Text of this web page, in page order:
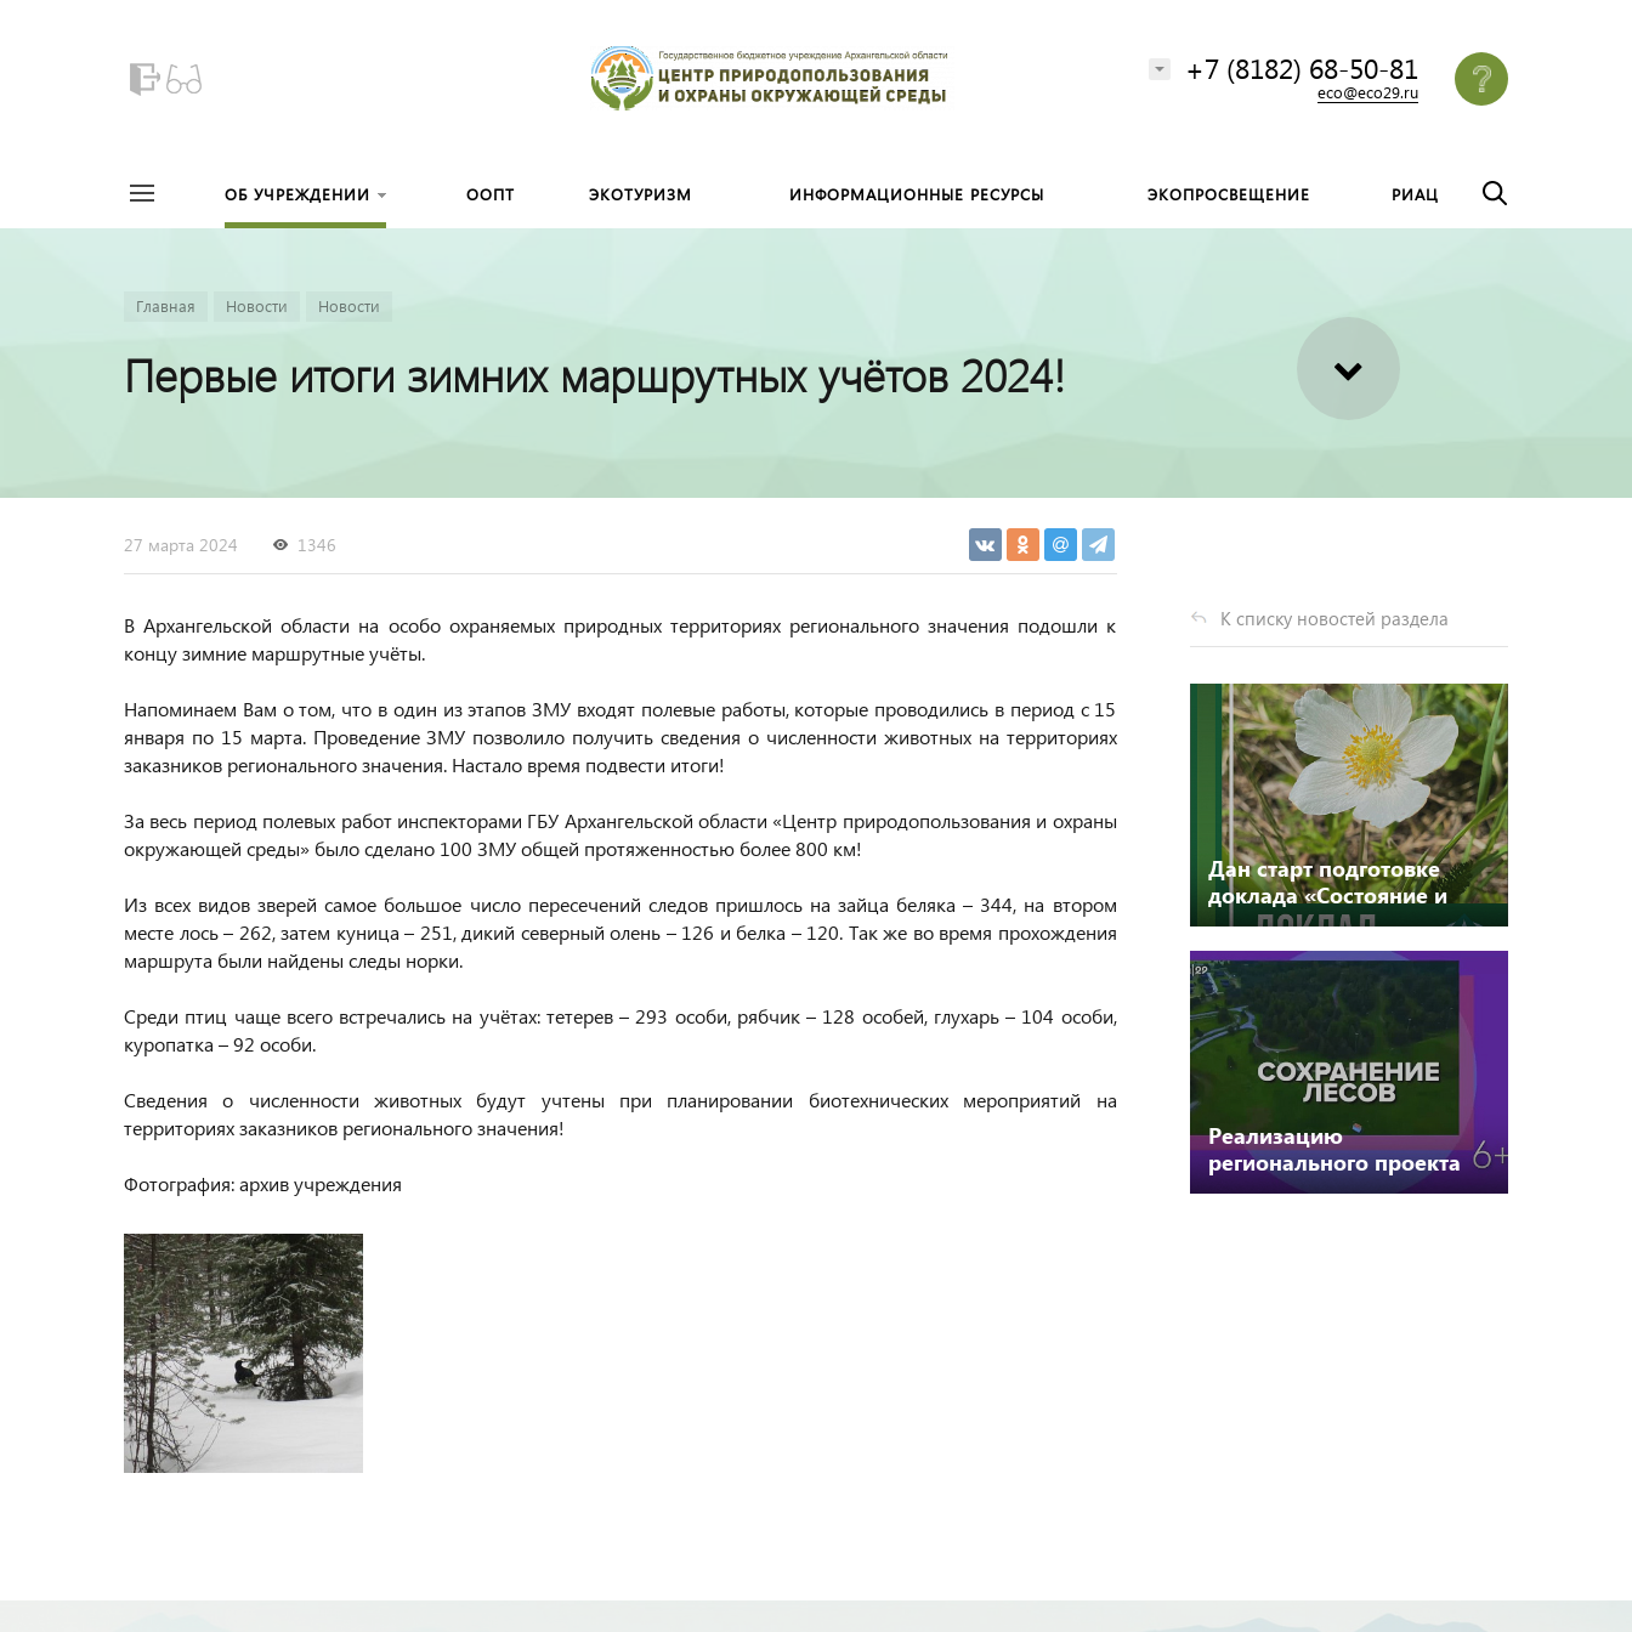
+7 (8182) 68-50-81
eco@eco29.ru
ОБ УЧРЕЖДЕНИИ ООПТ ЭКОТУРИЗМ ИНФОРМАЦИОННЫЕ РЕСУРСЫ ЭКОПРОСВЕЩЕНИЕ РИАЦ
Главная Новости Новости
Первые итоги зимних маршрутных учётов 2024!
К списку новостей раздела
Дан старт подготовке
доклада «Состояние и
охрана окружающей
среды Архангельской
области» за 2023 год.
Реализацию
регионального проекта
«Чистое Поморье»
27 марта 2024 1346
В Архангельской области на особо охраняемых природных территориях регионального значения подошли к
концу зимние маршрутные учёты.
Напоминаем Вам о том, что в один из этапов ЗМУ входят полевые работы, которые проводились в период с 15
января по 15 марта. Проведение ЗМУ позволило получить сведения о численности животных на территориях
заказников регионального значения. Настало время подвести итоги!
За весь период полевых работ инспекторами ГБУ Архангельской области «Центр природопользования и охраны
окружающей среды» было сделано 100 ЗМУ общей протяженностью более 800 км!
Из всех видов зверей самое большое число пересечений следов пришлось на зайца беляка – 344, на втором
месте лось – 262, затем куница – 251, дикий северный олень – 126 и белка – 120. Так же во время прохождения
маршрута были найдены следы норки.
Среди птиц чаще всего встречались на учётах: тетерев – 293 особи, рябчик – 128 особей, глухарь – 104 особи,
куропатка – 92 особи.
Сведения о численности животных будут учтены при планировании биотехнических мероприятий на
территориях заказников регионального значения!
Фотография: архив учреждения